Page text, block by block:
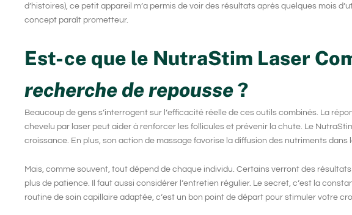
d’histoires), ce petit appareil m’a permis de voir des résultats après quelques mois
concept paraît prometteur.
Est-ce que le NutraStim Laser
recherche de repousse?
Beaucoup de gens s’interrogent sur l’efficacité réelle de ces outils combinés. La
chevelu par laser peut aider à renforcer les follicules et prévenir la chute. Le
croissance. En plus, son action de massage favorise la diffusion des nutriments dans
Mais, comme souvent, tout dépend de chaque individu. Certains verront des
plus de patience. Il faut aussi considérer l’entretien régulier. Le secret, c’est la
routine de soin capillaire adaptée, c’est un bon point de départ pour stimuler votre